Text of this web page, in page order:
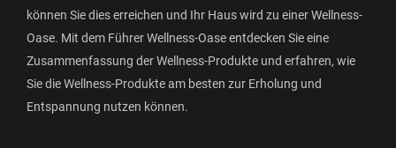
können Sie dies erreichen und Ihr Haus wird zu einer Wellness-
Oase. Mit dem Führer Wellness-Oase entdecken Sie eine
Zusammenfassung der Wellness-Produkte und erfahren, wie
Sie die Wellness-Produkte am besten zur Erholung und
Entspannung nutzen können.